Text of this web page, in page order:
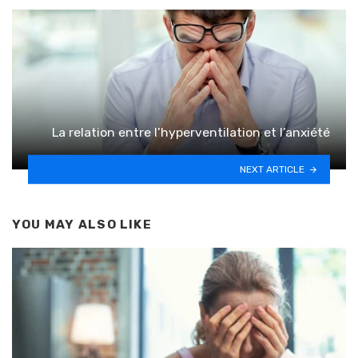
La relation entre l’hyperventilation et l’anxiété
NEXT ARTICLE
YOU MAY ALSO LIKE